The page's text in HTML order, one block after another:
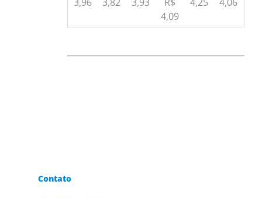
4,09
Contato